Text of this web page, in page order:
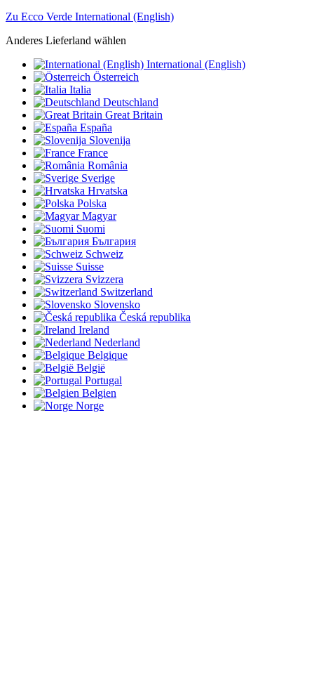
Zu Ecco Verde International (English)
Anderes Lieferland wählen
International (English)
Österreich
Italia
Deutschland
Great Britain
España
Slovenija
France
România
Sverige
Hrvatska
Polska
Magyar
Suomi
България
Schweiz
Suisse
Svizzera
Switzerland
Slovensko
Česká republika
Ireland
Nederland
Belgique
België
Portugal
Belgien
Norge